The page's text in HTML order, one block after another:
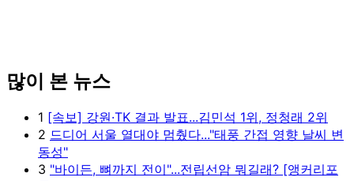
많이 본 뉴스
1 [속보] 강원·TK 결과 발표...김민석 1위, 정청래 2위
2 드디어 서울 열대야 멈췄다..."태풍 간접 영향 날씨 변
동성"
3 "바이든, 뼈까지 전이"...전립선암 뭐길래? [앵커리포